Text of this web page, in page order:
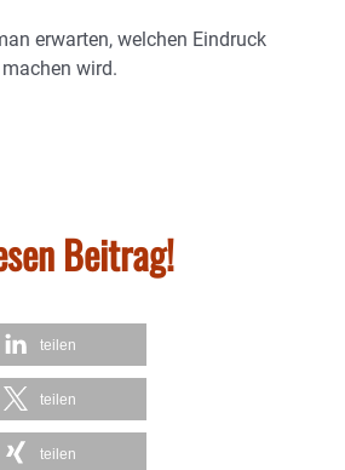
erwarten, welchen Eindruck
wird.
Beitrag!
teilen
teilen
teilen